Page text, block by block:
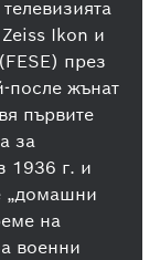
Ikon и
през
после жънат
първите
за
1936 г. и
„домашни
на
военни